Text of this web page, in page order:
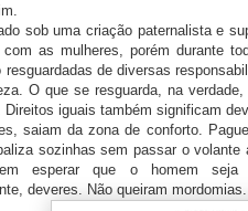
uma criação paternalista e
as mulheres, porém durante
de diversas
O que se resguarda, na
Direitos iguais também significam
da zona de conforto.
sozinhas sem passar o
esperar que o homem seja
deveres. Não queiram mordomias.